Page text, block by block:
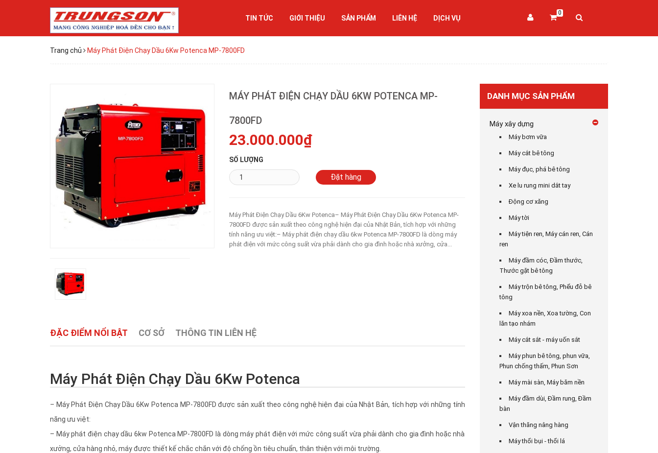
TIN TỨC GIỚI THIỆU SẢN PHẨM LIÊN HỆ DỊCH VỤ
0
Trang chủ Máy Phát Điện Chạy Dầu 6Kw Potenca MP-7800FD
MÁY PHÁT ĐIỆN CHẠY DẦU 6KW POTENCA MP-
7800FD
23.000.000₫
SỐ LƯỢNG
Máy Phát Điện Chạy Dầu 6Kw Potenca– Máy Phát Điện Chạy Dầu 6Kw Potenca MP-
7800FD được sản xuất theo công nghệ hiện đại của Nhật Bản, tích hợp với những
tính năng ưu việt:– Máy phát điện chạy dầu 6kw Potenca MP-7800FD là dòng máy
phát điện với mức công suất vừa phải dành cho gia đình hoặc nhà xưởng, cửa...
ĐẶC ĐIỂM NỔI BẬT CƠ SỞ THÔNG TIN LIÊN HỆ
Máy Phát Điện Chạy Dầu 6Kw Potenca
– Máy Phát Điện Chạy Dầu 6Kw Potenca MP-7800FD được sản xuất theo công nghệ hiện đại của Nhật Bản, tích hợp với những tính
năng ưu việt:
– Máy phát điện chạy dầu 6kw Potenca MP-7800FD là dòng máy phát điện với mức công suất vừa phải dành cho gia đình hoặc nhà
xưởng, cửa hàng nhỏ, máy được thiết kế chắc chắn với độ chống ồn tiêu chuẩn, thân thiện với môi trường.
DANH MỤC SẢN PHẨM
Máy xây dựng
Máy bơm vữa
Máy cắt bê tông
Máy đục, phá bê tông
Xe lu rung mini dắt tay
Động cơ xăng
Máy tời
Máy tiện ren, Máy cán ren, Cán
ren
Máy đầm cóc, Đầm thước,
Thước gặt bê tông
Máy trộn bê tông, Phểu đỗ bê
tông
Máy xoa nền, Xoa tường, Con
lăn tạo nhám
Máy cắt sắt - máy uốn sắt
Máy phun bê tông, phun vữa,
Phun chống thấm, Phun Sơn
Máy mài sàn, Máy băm nền
Máy đầm dùi, Đầm rung, Đầm
bàn
Vận thăng nâng hàng
Máy thổi bụi - thổi lá